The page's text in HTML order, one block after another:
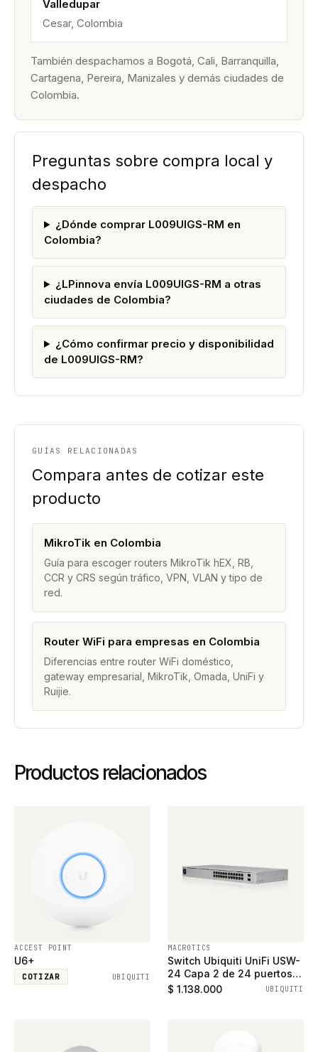
Valledupar
Cesar, Colombia
También despachamos a Bogotá, Cali, Barranquilla,
Cartagena, Pereira, Manizales y demás ciudades de
Colombia.
Preguntas sobre compra local y
despacho
¿Dónde comprar L009UIGS-RM en
Colombia?
¿LPinnova envía L009UIGS-RM a otras
ciudades de Colombia?
¿Cómo confirmar precio y disponibilidad
de L009UIGS-RM?
GUÍAS RELACIONADAS
Compara antes de cotizar este
producto
MikroTik en Colombia
Guía para escoger routers MikroTik hEX, RB,
CCR y CRS según tráfico, VPN, VLAN y tipo de
red.
Router WiFi para empresas en Colombia
Diferencias entre router WiFi doméstico,
gateway empresarial, MikroTik, Omada, UniFi y
Ruijie.
Productos relacionados
ACCEST POINT
U6+
COTIZAR UBIQUITI
MACROTICS
Switch Ubiquiti UniFi USW-
24 Capa 2 de 24 puertos
ethernet gigabit y 2
$ 1.138.000 UBIQUITI